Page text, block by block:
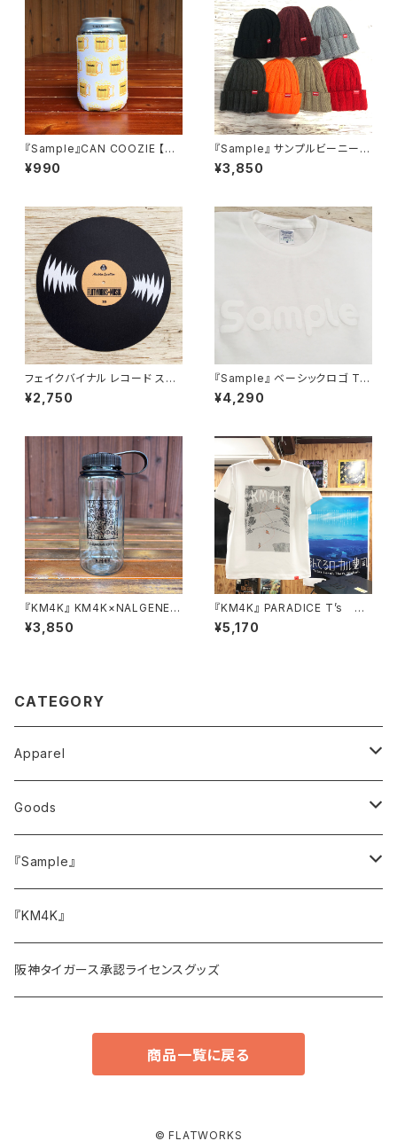
『Sample』CAN COOZIE 【ビ
アジョッキーズ】カンクージー
¥990
『Sample』 サンプルビーニー
（7colors）
¥3,850
フェイクバイナル レコード スリ
ップマット ターンテーブルマット
フェルト製 12インチ
¥2,750
『Sample』 ベーシックロゴ TE
E ホワイト on ホワイト
¥4,290
『KM4K』 KM4K×NALGENE 5
00ml Tritan ナルゲン ボトル
¥3,850
『KM4K』 PARADICE T’s パ
ラダイスTシャツ
¥5,170
CATEGORY
Apparel
トップス
Tシャツ
スウェット
ボトムス
Goods
キャップ・ハット
バッグ
その他小物
『Sample』
サイドメニュー
『KM4K』
阪神タイガース承認ライセンスグッズ
商品一覧に戻る
© FLATWORKS